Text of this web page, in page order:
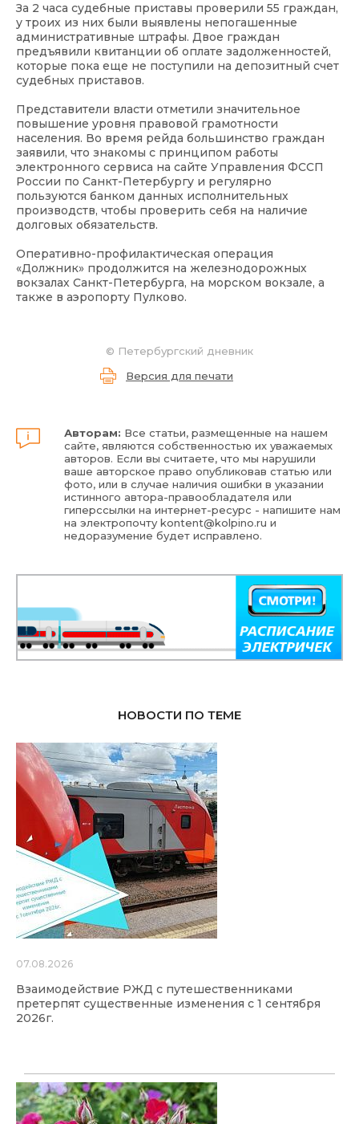
За 2 часа судебные приставы проверили 55 граждан,
у троих из них были выявлены непогашенные
административные штрафы. Двое граждан
предъявили квитанции об оплате задолженностей,
которые пока еще не поступили на депозитный счет
судебных приставов.
Представители власти отметили значительное
повышение уровня правовой грамотности
населения. Во время рейда большинство граждан
заявили, что знакомы с принципом работы
электронного сервиса на сайте Управления ФССП
России по Санкт-Петербургу и регулярно
пользуются банком данных исполнительных
производств, чтобы проверить себя на наличие
долговых обязательств.
Оперативно-профилактическая операция
«Должник» продолжится на железнодорожных
вокзалах Санкт-Петербурга, на морском вокзале, а
также в аэропорту Пулково.
© Петербургский дневник
Версия для печати
Авторам: Все статьи, размещенные на нашем
сайте, являются собственностью их уважаемых
авторов. Если вы считаете, что мы нарушили
ваше авторское право опубликовав статью или
фото, или в случае наличия ошибки в указании
истинного автора-правообладателя или
гиперссылки на интернет-ресурс - напишите нам
на электропочтуkontent@kolpino.ru и
недоразумение будет исправлено.
НОВОСТИ ПО ТЕМЕ
07.08.2026
Взаимодействие РЖД с путешественниками
претерпят существенные изменения с 1 сентября
2026г.